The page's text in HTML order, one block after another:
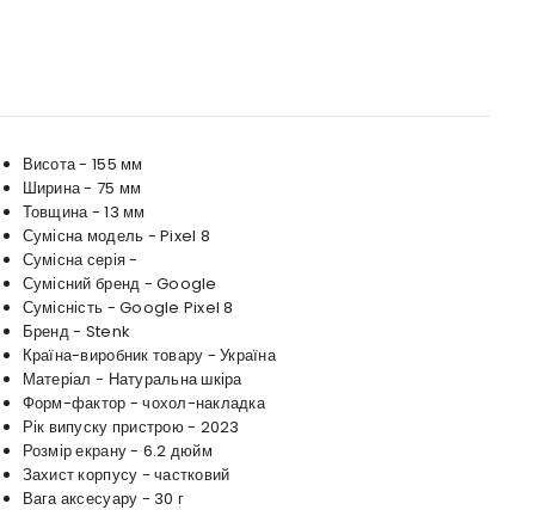
Висота - 155 мм
Ширина - 75 мм
Товщина - 13 мм
Сумісна модель - Pixel 8
Сумісна серія -
Сумісний бренд - Google
Сумісність - Google Pixel 8
Бренд - Stenk
Країна-виробник товару - Україна
Матеріал - Натуральна шкіра
Форм-фактор - чохол-накладка
Рік випуску пристрою - 2023
Розмір екрану - 6.2 дюйм
Захист корпусу - частковий
Вага аксесуару - 30 г